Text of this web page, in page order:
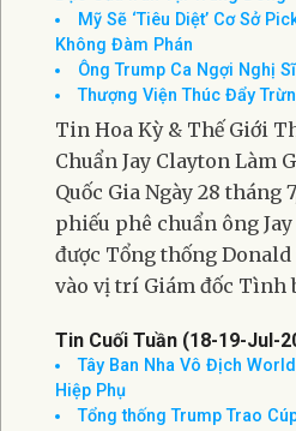
Mỹ Sẽ ‘Tiêu Diệt’ Cơ Sở
Không Đàm Phán
Ông Trump Ca Ngợi Nghị
Thượng Viện Thúc Đẩy
Tin Hoa Kỳ & Thế Giới
Chuẩn Jay Clayton Làm
Quốc Gia Ngày 28 tháng
phiếu phê chuẩn ông
được Tổng thống
vào vị trí Giám đốc Tình
Tin Cuối Tuần (18-19-Jul-
Tây Ban Nha Vô Địch
Hiệp Phụ
Tổng thống Trump Trao